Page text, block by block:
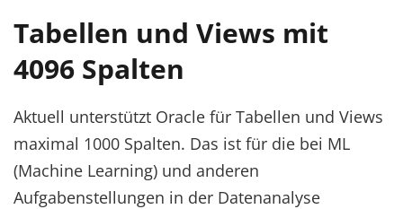
Tabellen und Views mit
4096 Spalten
Aktuell unterstützt Oracle für Tabellen und Views
maximal 1000 Spalten. Das ist für die bei ML
(Machine Learning) und anderen
Aufgabenstellungen in der Datenanalyse